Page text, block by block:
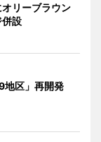
リーブラウン
設
地区」再開発